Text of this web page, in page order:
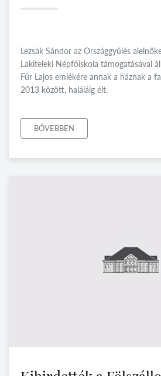
Lezsák Sándor az Országgyűlés
Lakiteleki Népfőiskola támogatásával
Für Lajos emlékére annak a háznak a
2013 között, haláláig élt.
BŐVEBBEN